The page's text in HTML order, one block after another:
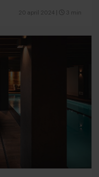
20 april 2024 3 min